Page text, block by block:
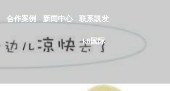
合作案例 新闻中心 联系凯发
k8国际